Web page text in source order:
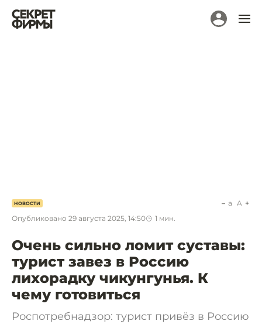
НОВОСТИ
Опубликовано 29 августа 2025, 14:50 1 мин.
a A
Очень сильно ломит суставы:
турист завез в Россию
лихорадку чикунгунья. К
чему готовиться
Роспотребнадзор: турист привёз в Россию